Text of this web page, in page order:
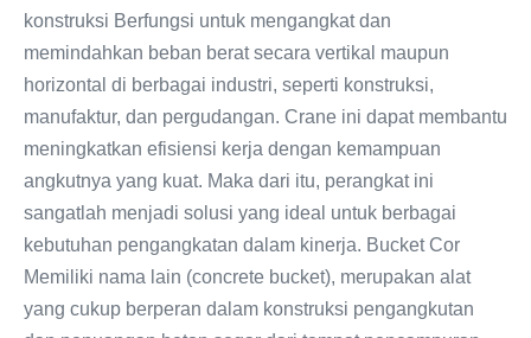
konstruksi Berfungsi untuk mengangkat dan
memindahkan beban berat secara vertikal maupun
horizontal di berbagai industri, seperti konstruksi,
manufaktur, dan pergudangan. Crane ini dapat membantu
meningkatkan efisiensi kerja dengan kemampuan
angkutnya yang kuat. Maka dari itu, perangkat ini
sangatlah menjadi solusi yang ideal untuk berbagai
kebutuhan pengangkatan dalam kinerja. Bucket Cor
Memiliki nama lain (concrete bucket), merupakan alat
yang cukup berperan dalam konstruksi pengangkutan